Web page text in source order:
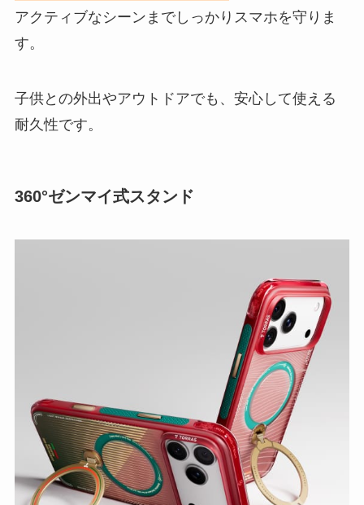
アクティブなシーンまでしっかりスマホを守りま
す。
子供との外出やアウトドアでも、安心して使える
耐久性です。
360°ゼンマイ式スタンド